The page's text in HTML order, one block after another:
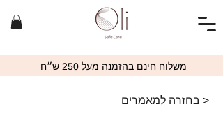
משלוח חינם בהזמנה מעל 250 ש״ח
< בחזרה למאמרים